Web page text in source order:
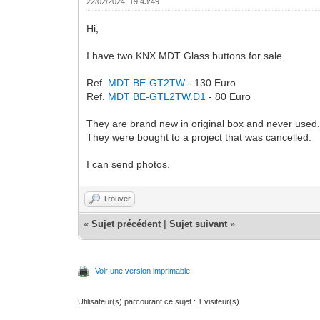
Hi,
I have two KNX MDT Glass buttons for sale.
Ref. MDT BE-GT2TW - 130 Euro
Ref. MDT BE-GTL2TW.D1 - 80 Euro
They are brand new in original box and never used.
They were bought to a project that was cancelled.
I can send photos.
Trouver
«Sujet précédent |Sujet suivant »
Voir une version imprimable
Utilisateur(s) parcourant ce sujet : 1 visiteur(s)